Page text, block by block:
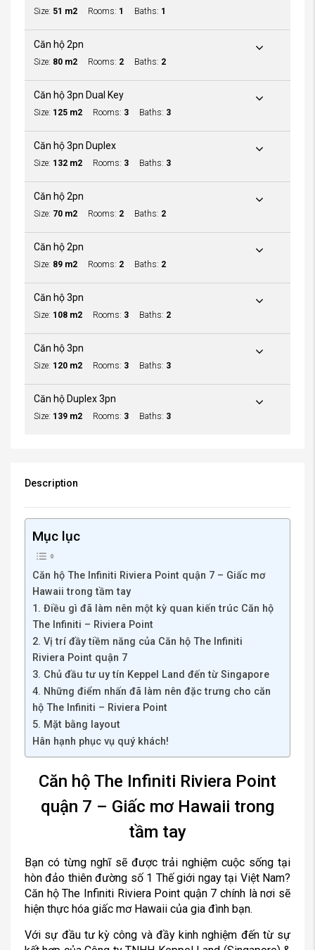
Size: 51 m2 Rooms: 1 Baths: 1
Căn hộ 2pn
Size: 80 m2 Rooms: 2 Baths: 2
Căn hộ 3pn Dual Key
Size: 125 m2 Rooms: 3 Baths: 3
Căn hộ 3pn Duplex
Size: 132 m2 Rooms: 3 Baths: 3
Căn hộ 2pn
Size: 70 m2 Rooms: 2 Baths: 2
Căn hộ 2pn
Size: 89 m2 Rooms: 2 Baths: 2
Căn hộ 3pn
Size: 108 m2 Rooms: 3 Baths: 2
Căn hộ 3pn
Size: 120 m2 Rooms: 3 Baths: 3
Căn hộ Duplex 3pn
Size: 139 m2 Rooms: 3 Baths: 3
Description
Mục lục
Căn hộ The Infiniti Riviera Point quận 7 – Giấc mơ
Hawaii trong tầm tay
1. Điều gì đã làm nên một kỳ quan kiến trúc Căn hộ
The Infiniti – Riviera Point
2. Vị trí đầy tiềm năng của Căn hộ The Infiniti
Riviera Point quận 7
3. Chủ đầu tư uy tín Keppel Land đến từ Singapore
4. Những điểm nhấn đã làm nên đặc trưng cho căn
hộ The Infiniti – Riviera Point
5. Mặt bằng layout
Hân hạnh phục vụ quý khách!
Căn hộ The Infiniti Riviera Point
quận 7 – Giấc mơ Hawaii trong
tầm tay
Bạn có từng nghĩ sẽ được trải nghiệm cuộc sống tại
hòn đảo thiên đường số 1 Thế giới ngay tại Việt Nam?
Căn hộ The Infiniti Riviera Point quận 7 chính là nơi sẽ
hiện thực hóa giấc mơ Hawaii của gia đình bạn.
Với sự đầu tư kỳ công và đầy kinh nghiệm đến từ sự